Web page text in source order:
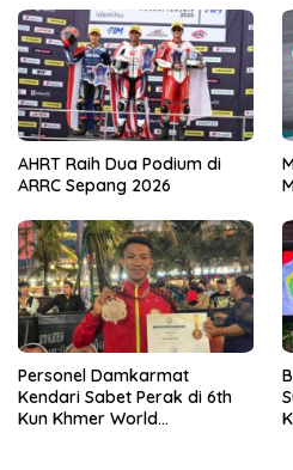
AHRT Raih Dua Podium di
ARRC Sepang 2026
Personel Damkarmat
Kendari Sabet Perak di 6th
Kun Khmer World